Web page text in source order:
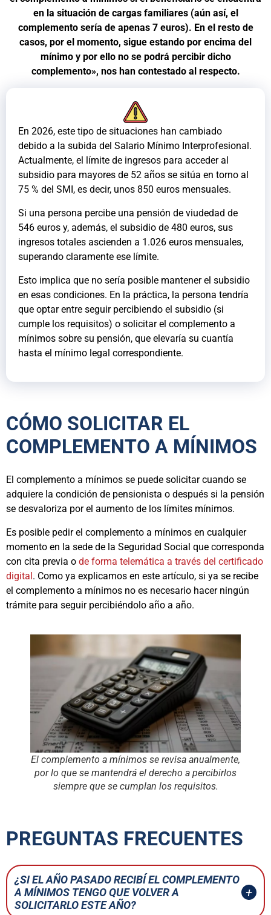
en la situación de cargas familiares (aún así, el
complemento sería de apenas 7 euros). En el resto de
casos, por el momento, sigue estando por encima del
mínimo y por ello no se podrá percibir dicho
complemento», nos han contestado al respecto.
En 2026, este tipo de situaciones han cambiado
debido a la subida del Salario Mínimo Interprofesional.
Actualmente, el límite de ingresos para acceder al
subsidio para mayores de 52 años se sitúa en torno al
75 % del SMI, es decir, unos 850 euros mensuales.
Si una persona percibe una pensión de viudedad de
546 euros y, además, el subsidio de 480 euros, sus
ingresos totales ascienden a 1.026 euros mensuales,
superando claramente ese límite.
Esto implica que no sería posible mantener el subsidio
en esas condiciones. En la práctica, la persona tendría
que optar entre seguir percibiendo el subsidio (si
cumple los requisitos) o solicitar el complemento a
mínimos sobre su pensión, que elevaría su cuantía
hasta el mínimo legal correspondiente.
CÓMO SOLICITAR EL
COMPLEMENTO A MÍNIMOS
El complemento a mínimos se puede solicitar cuando se
adquiere la condición de pensionista o después si la pensión
se desvaloriza por el aumento de los límites mínimos.
Es posible pedir el complemento a mínimos en cualquier
momento en la sede de la Seguridad Social que corresponda
con cita previa o de forma telemática a través del certificado
digital. Como ya explicamos en este artículo, si ya se recibe
el complemento a mínimos no es necesario hacer ningún
trámite para seguir percibiéndolo año a año.
El complemento a mínimos se revisa anualmente,
por lo que se mantendrá el derecho a percibirlos
siempre que se cumplan los requisitos.
PREGUNTAS FRECUENTES
¿SI EL AÑO PASADO RECIBÍ EL COMPLEMENTO
A MÍNIMOS TENGO QUE VOLVER A
SOLICITARLO ESTE AÑO?